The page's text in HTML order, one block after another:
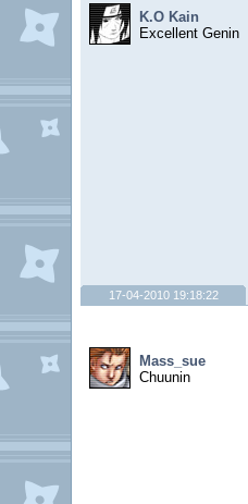
K.O Kain
Excellent Genin
17-04-2010 19:18:22
Mass_sue
Chuunin